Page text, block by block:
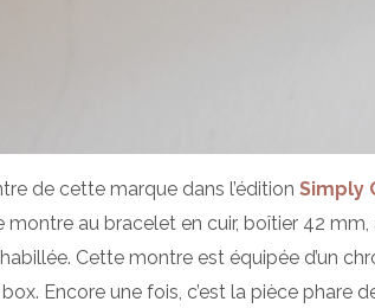
de cette marque dans l’édition Simply
au bracelet en cuir, boîtier 42
Cette montre est équipée d’un
Encore une fois, c’est la pièce phare